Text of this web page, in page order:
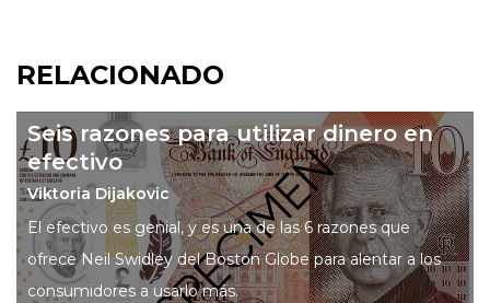
RELACIONADO
Seis razones para utilizar dinero en
efectivo
Viktoria Dijakovic
El efectivo es genial, y es una de las 6 razones que
ofrece Neil Swidley del Boston Globe para alentar a los
consumidores a usarlo más.